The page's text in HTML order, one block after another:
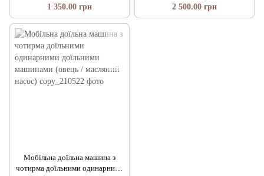
1 350.00 грн
2 500.00 грн
Мобільна доїльна машина з
чотирма доїльними одинарними